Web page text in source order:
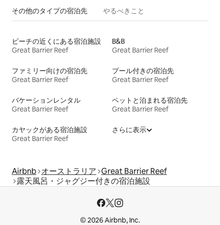
その他のタ⁠イ⁠プ⁠の宿⁠泊⁠先 やるべきこと
ビーチの近くにある宿泊施設
Great Barrier Reef
B&B
Great Barrier Reef
ファミリー向けの宿泊先
Great Barrier Reef
プール付きの宿泊先
Great Barrier Reef
バケーションレンタル
Great Barrier Reef
ペットと泊まれる宿泊先
Great Barrier Reef
カヤックがある宿泊施設
Great Barrier Reef
さらに表示
Airbnb オーストラリア Great Barrier Reef
露天風呂・ジャグジー付きの宿泊施設
© 2026 Airbnb, Inc.